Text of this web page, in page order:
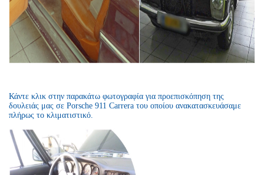
Κάντε κλικ στην παρακάτω φωτογραφία για προεπισκόπηση της
δουλειάς μας σε Porsche 911 Carrera του οποίου ανακατασκευάσαμε
πλήρως το κλιματιστικό.